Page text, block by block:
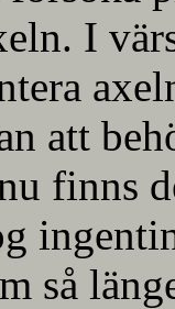
I
att
finns
så